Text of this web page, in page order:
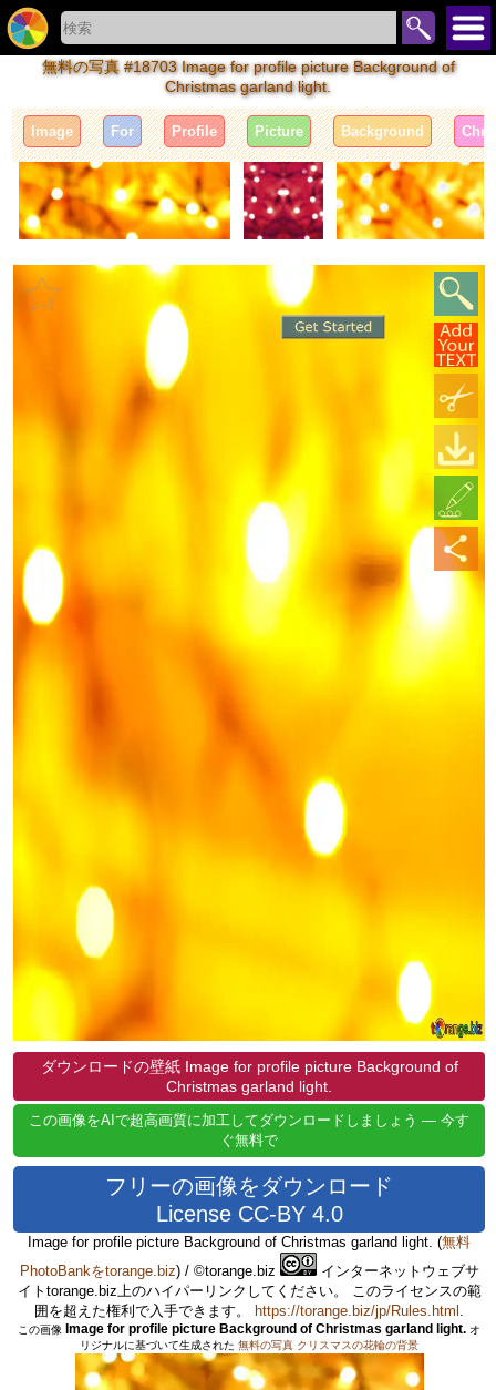
無料の写真 #18703 Image for profile picture Background of
Christmas garland light.
Image For Profile Picture Background
ダウンロードの壁紙 Image for profile picture Background of
Christmas garland light.
この画像をAIで超高画質に加工してダウンロードしましょう — 今す
ぐ無料で
フリーの画像をダウンロード
License CC-BY 4.0
Image for profile picture Background of Christmas garland light. (無料
PhotoBankをtorange.biz) / ©torange.biz
インターネットウェブサ
イトtorange.biz上のハイパーリンクしてください。 このライセンスの範
囲を超えた権利で入手できます。
https://torange.biz/jp/Rules.html
この画像 Image for profile picture Background of Christmas garland light. オ
リジナルに基づいて生成された 無料の写真 クリスマスの花輪の背景